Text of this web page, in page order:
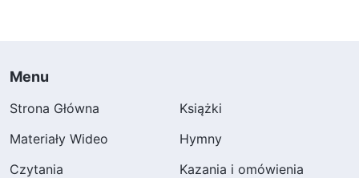
Menu
Strona Główna
Książki
Materiały Wideo
Hymny
Czytania
Kazania i omówienia